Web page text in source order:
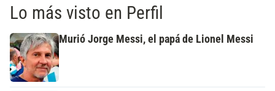
Lo más visto en Perfil
Murió Jorge Messi, el papá de Lionel Messi